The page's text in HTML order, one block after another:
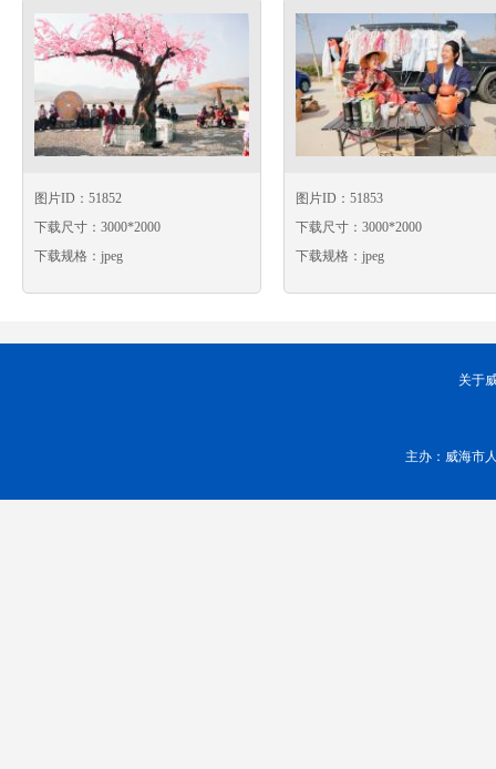
图片ID：51852
下载尺寸：3000*2000
下载规格：jpeg
图片ID：51853
下载尺寸：3000*2000
下载规格：jpeg
关于
主办：威海市